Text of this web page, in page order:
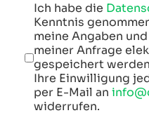
Ich habe die
Kenntnis
meine Angaben
meiner Anfrage
gespeichert
Ihre Einwilligung
per E-Mail an
widerrufen.